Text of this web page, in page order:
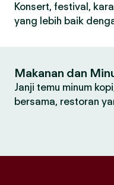
Konsert, festival,
yang lebih baik
Makanan dan
Janji temu minum
bersama, restoran